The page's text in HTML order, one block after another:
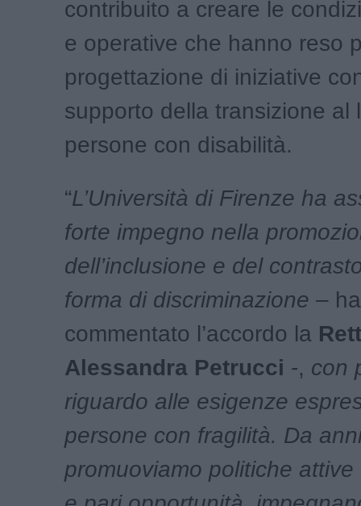
contribuito a creare le
e operative che hanno reso
progettazione di iniziative
supporto della transizione al
persone con disabilità.
“L’Università di Firenze ha
forte impegno nella
dell’inclusione e del
forma di discriminazione – ha
commentato l’accordo la
Alessandra Petrucci -, con
riguardo alle esigenze
persone con fragilità. Da
promuoviamo politiche